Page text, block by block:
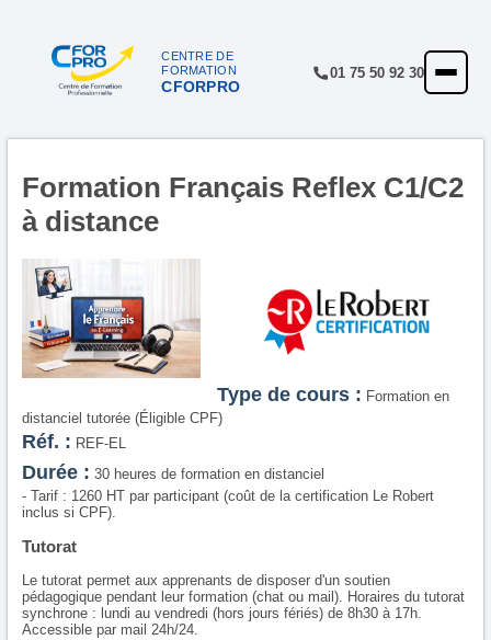
CENTRE DE
FORMATION
CFORPRO
01 75 50 92 30
ACCUEIL
CENTRE
FINANCEMENT
RÉFÉRENCES
SATISFACTION
Formation Français Reflex C1/C2
à distance
Type de cours : Formation en
distanciel tutorée (Éligible CPF)
Réf. : REF-EL
Durée : 30 heures de formation en distanciel
- Tarif : 1260 HT par participant (coût de la certification Le Robert
inclus si CPF).
Tutorat
Le tutorat permet aux apprenants de disposer d'un soutien
pédagogique pendant leur formation (chat ou mail). Horaires du tutorat
synchrone : lundi au vendredi (hors jours fériés) de 8h30 à 17h.
Accessible par mail 24h/24.